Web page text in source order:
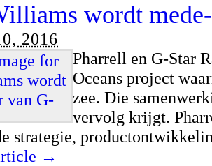
wordt
2016
Pharrell en G-Star
Oceans project
zee. Die
vervolg krijgt.
strategie,
→